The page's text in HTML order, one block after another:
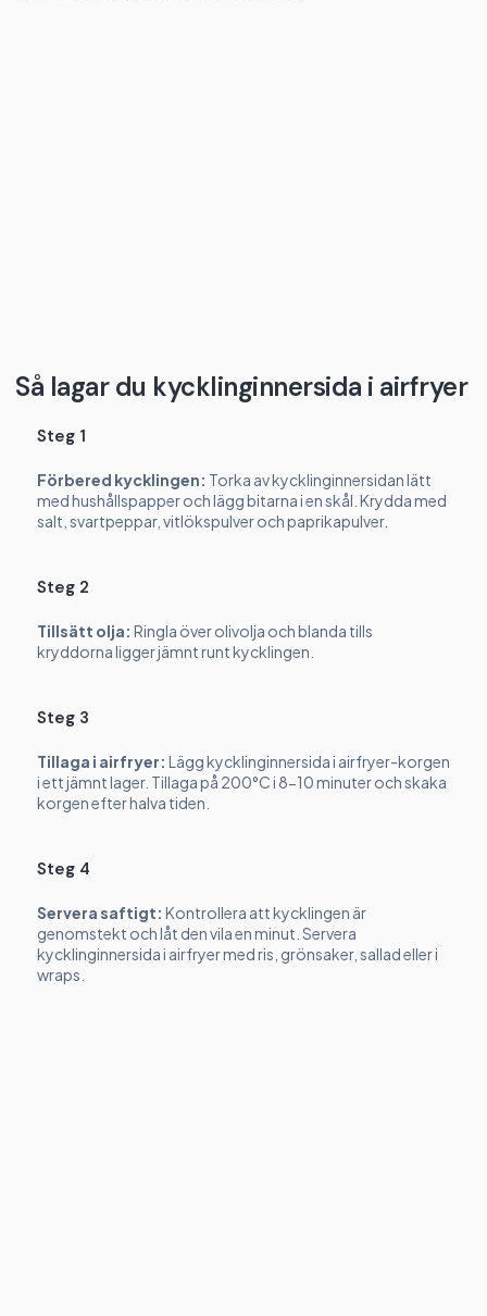
Så lagar du kycklinginnersida i airfryer
Steg 1
Förbered kycklingen: Torka av kycklinginnersidan lätt
med hushållspapper och lägg bitarna i en skål. Krydda med
salt, svartpeppar, vitlökspulver och paprikapulver.
Steg 2
Tillsätt olja: Ringla över olivolja och blanda tills
kryddorna ligger jämnt runt kycklingen.
Steg 3
Tillaga i airfryer: Lägg kycklinginnersida i airfryer-korgen
i ett jämnt lager. Tillaga på 200°C i 8-10 minuter och skaka
korgen efter halva tiden.
Steg 4
Servera saftigt: Kontrollera att kycklingen är
genomstekt och låt den vila en minut. Servera
kycklinginnersida i airfryer med ris, grönsaker, sallad eller i
wraps.